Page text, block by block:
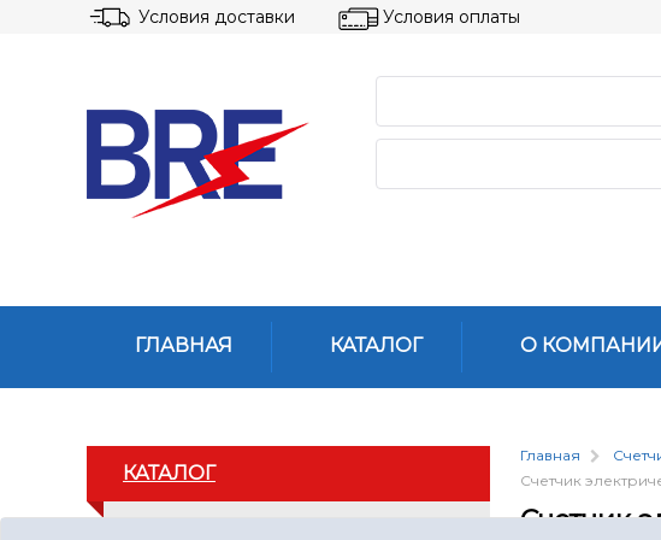
Условия доставки Условия оплаты
ГЛАВНАЯ КАТАЛОГ О
КАТАЛОГ
Главная
Счетчик
Счетчик